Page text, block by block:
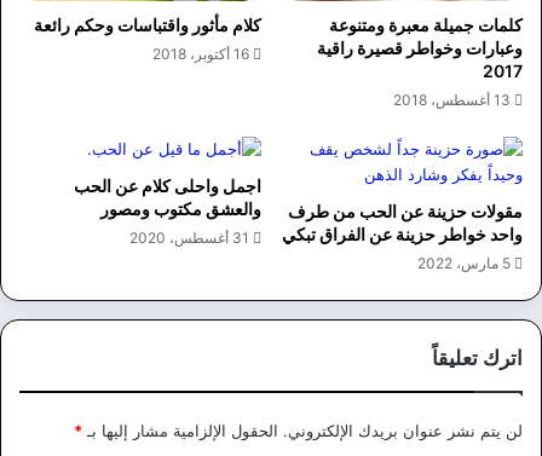
كلمات جميلة معبرة ومتنوعة
وعبارات وخواطر قصيرة راقية
2017
13 أغسطس، 2018
كلام مأثور واقتباسات وحكم رائعة
16 أكتوبر، 2018
مقولات حزينة عن الحب من طرف
واحد خواطر حزينة عن الفراق تبكي
5 مارس، 2022
اجمل واحلى كلام عن الحب
والعشق مكتوب ومصور
31 أغسطس، 2020
اترك تعليقاً
لن يتم نشر عنوان بريدك الإلكتروني. الحقول الإلزامية مشار إليها بـ *